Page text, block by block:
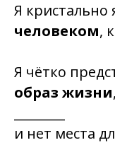
Я кристально
человеком,
Я чётко
образ жизни
и нет места для